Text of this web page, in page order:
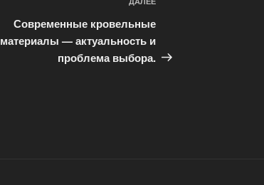
Современные кровельные
материалы — актуальность и
проблема выбора.